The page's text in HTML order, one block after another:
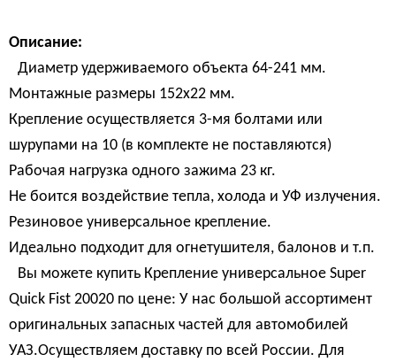
Описание:
Диаметр удерживаемого объекта 64-241 мм.
Монтажные размеры 152х22 мм.
Крепление осуществляется 3-мя болтами или
шурупами на 10 (в комплекте не поставляются)
Рабочая нагрузка одного зажима 23 кг.
Не боится воздействие тепла, холода и УФ излучения.
Резиновое универсальное крепление.
Идеально подходит для огнетушителя, балонов и т.п.
Вы можете купить Крепление универсальное Super
Quick Fist 20020 по цене: У нас большой ассортимент
оригинальных запасных частей для автомобилей
УАЗ.Осуществляем доставку по всей России. Для